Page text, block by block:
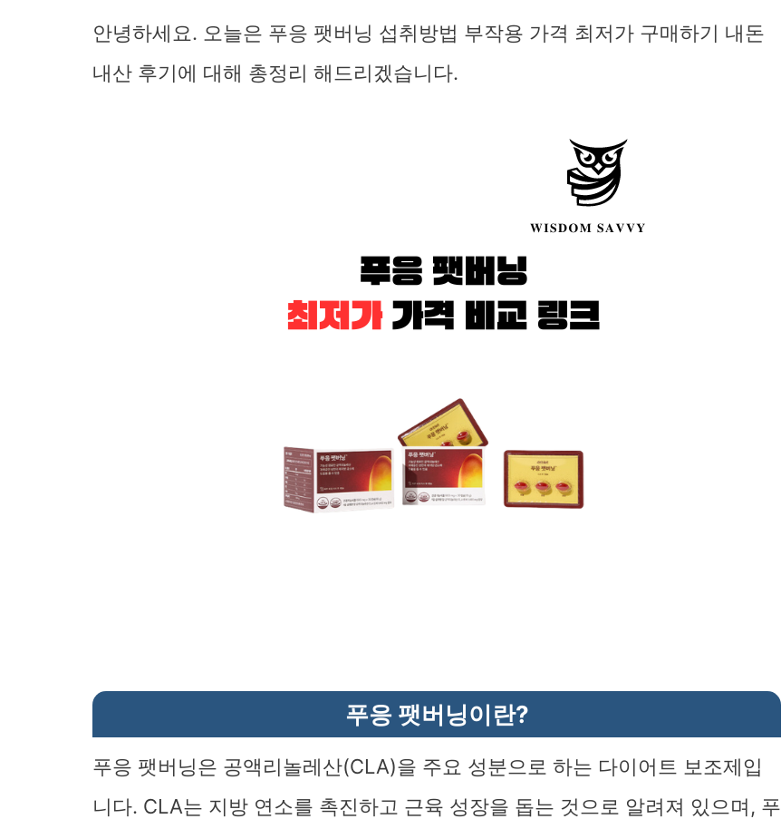
안녕하세요. 오늘은 푸응 팻버닝 섭취방법 부작용 가격 최저가 구매하기 내돈
내산 후기에 대해 총정리 해드리겠습니다.
푸응 팻버닝이란?
푸응 팻버닝은 공액리놀레산(CLA)을 주요 성분으로 하는 다이어트 보조제입
니다. CLA는 지방 연소를 촉진하고 근육 성장을 돕는 것으로 알려져 있으며, 푸